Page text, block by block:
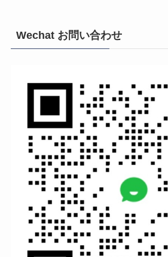
Wechat お問い合わせ